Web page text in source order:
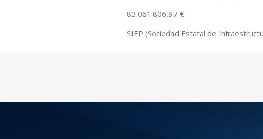
83.061.806,97 €
SIEP (Sociedad Estatal de